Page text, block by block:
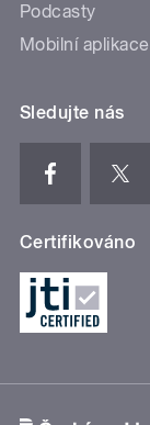
Podcasty
Mobilní aplikace
Sledujte nás
Certifikováno